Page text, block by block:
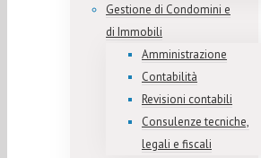
Gestione di Condomini e
di Immobili
Amministrazione
Contabilità
Revisioni contabili
Consulenze tecniche,
legali e fiscali